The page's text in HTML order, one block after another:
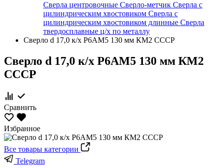
Сверла центровочные Сверло-метчик Сверла с
цилиндрическим хвостовиком Сверла с
цилиндрическим хвостовиком длинные Сверла
твердосплавные ц/х по металлу
Сверло d 17,0 к/х Р6АМ5 130 мм КМ2 СССР
Сверло d 17,0 к/х Р6АМ5 130 мм КМ2
СССР
Сравнить
Избранное
Все товары категории
Telegram